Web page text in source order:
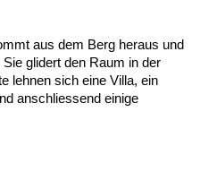
aus dem Berg heraus und
glidert den Raum in der
lehnen sich eine Villa, ein
anschliessend einige